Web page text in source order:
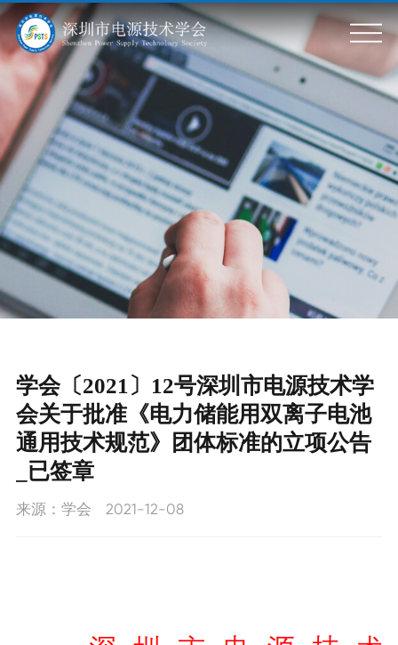
关于我们
学会简介
学会章程
组织架构
标准信息
标准动态
政策动态
会员服务
会员风采
入会申请
专题活动
党建要闻
工作动态
新闻动态
学会要闻
联系我们
学会〔2021〕12号深圳市电源技术学
会关于批准《电力储能用双离子电池
通用技术规范》团体标准的立项公告
_已签章
来源：学会 2021-12-08